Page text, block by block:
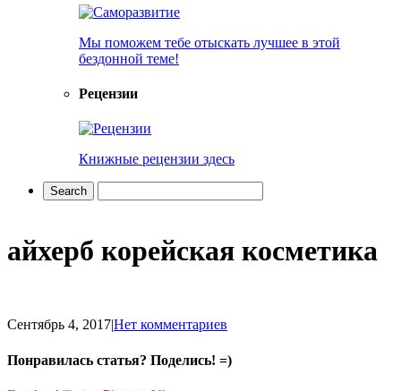
Мы поможем тебе отыскать лучшее в этой
бездонной теме!
Рецензии
Книжные рецензии здесь
айхерб корейская косметика
Сентябрь 4, 2017|Нет комментариев
Понравилась статья? Поделись! =)